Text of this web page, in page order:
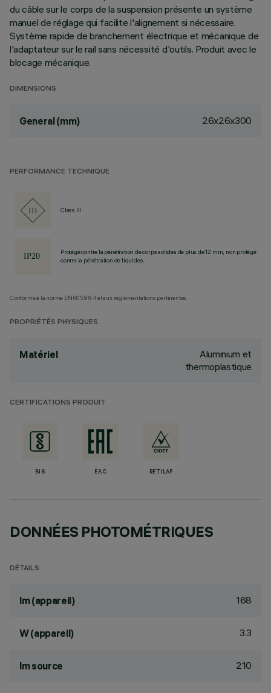
du câble sur le corps de la suspension présente un système
manuel de réglage qui facilite l'alignement si nécessaire.
Système rapide de branchement électrique et mécanique de
l'adaptateur sur le rail sans nécessité d'outils. Produit avec le
blocage mécanique.
DIMENSIONS
General (mm) 26x26x300
PERFORMANCE TECHNIQUE
Class III
Protégé contre la pénétration de corps solides de plus de 12 mm, non protégé
contre la pénétration de liquides.
Conforme à la norme EN60598-1 et aux réglementations pertinentes.
PROPRIÉTÉS PHYSIQUES
Matériel
Aluminium et
thermoplastique
CERTIFICATIONS PRODUIT
BIS EAC RETILAP
DONNÉES PHOTOMÉTRIQUES
DÉTAILS
lm (appareil) 168
W (appareil) 3.3
lm source 210